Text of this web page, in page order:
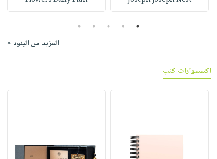
1
2
3
4
5
المزيد من البنود »
اكسسوارات كتب